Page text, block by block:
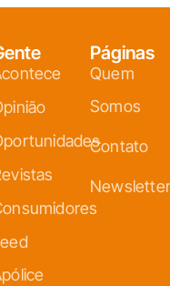
Páginas
Quem
Somos
Contato
Newsletter